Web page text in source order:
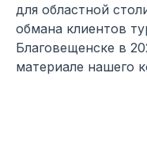
для областной
обмана клиентов
Благовещенске в
материале нашего